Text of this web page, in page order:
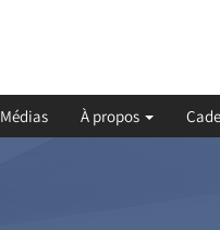
Médias À propos